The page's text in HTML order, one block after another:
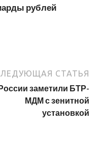
рублей
СТАТЬЯ
заметили БТР-
МДМ с зенитной
установкой